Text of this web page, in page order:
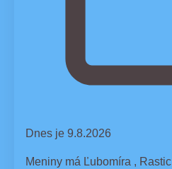
Dnes je 9.8.2026
Meniny má Ľubomíra , Rastic